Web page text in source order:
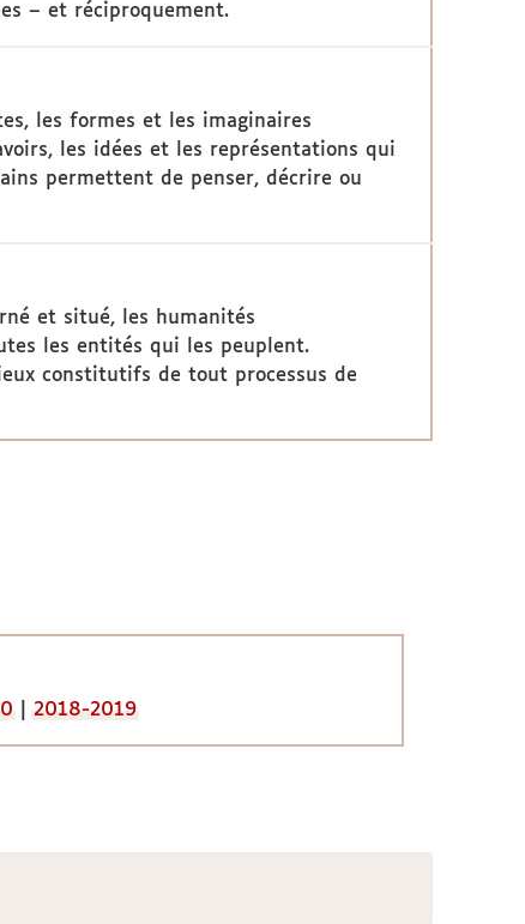
– et réciproquement.
les formes et les imaginaires
les idées et les représentations qui
permettent de penser, décrire ou
et situé, les humanités
les entités qui les peuplent.
constitutifs de tout processus de
2018-2019